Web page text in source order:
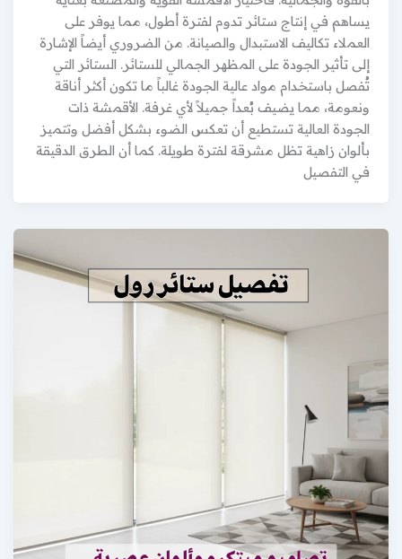
يساهم في إنتاج ستائر تدوم لفترة أطول، مما يوفر على
العملاء تكاليف الاستبدال والصيانة. من الضروري أيضاً الإشارة
إلى تأثير الجودة على المظهر الجمالي للستائر. الستائر التي
تُفصل باستخدام مواد عالية الجودة غالباً ما تكون أكثر أناقة
ونعومة، مما يضيف بُعداً جميلاً لأي غرفة. الأقمشة ذات
الجودة العالية تستطيع أن تعكس الضوء بشكل أفضل وتتميز
بألوان زاهية تظل مشرقة لفترة طويلة. كما أن الطرق الدقيقة
في التفصيل